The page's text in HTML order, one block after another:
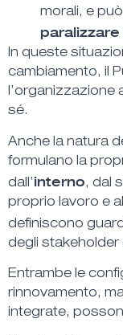
morali, e
paralizzare
In queste
cambiamento, il
l’organizzazione
sé.
Anche la natura
formulano la
dall’interno, dal
proprio lavoro e
definiscono
degli stakeholder
Entrambe le
rinnovamento,
integrate,